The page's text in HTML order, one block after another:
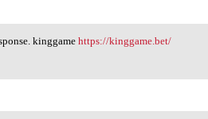
kinggamehttps://kinggame.bet/